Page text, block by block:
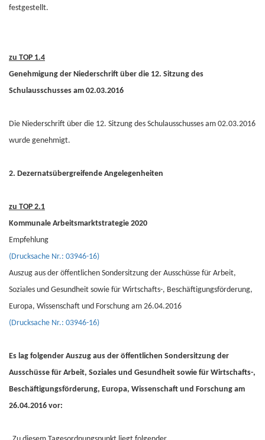
festgestellt.
zu TOP 1.4
Genehmigung der Niederschrift über die 12. Sitzung des
Schulausschusses am 02.03.2016
Die Niederschrift über die 12. Sitzung des Schulausschusses am 02.03.2016
wurde genehmigt.
2. Dezernatsübergreifende Angelegenheiten
zu TOP 2.1
Kommunale Arbeitsmarktstrategie 2020
Empfehlung
(Drucksache Nr.: 03946-16)
Auszug aus der öffentlichen Sondersitzung der Ausschüsse für Arbeit,
Soziales und Gesundheit sowie für Wirtschafts-, Beschäftigungsförderung,
Europa, Wissenschaft und Forschung am 26.04.2016
(Drucksache Nr.: 03946-16)
Es lag folgender Auszug aus der öffentlichen Sondersitzung der
Ausschüsse für Arbeit, Soziales und Gesundheit sowie für Wirtschafts-,
Beschäftigungsförderung, Europa, Wissenschaft und Forschung am
26.04.2016 vor: